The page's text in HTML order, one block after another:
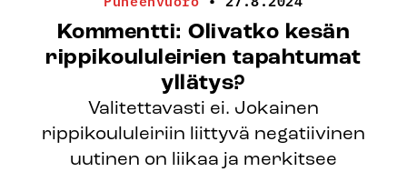
Kommentti: Olivatko kesän
rippikoululeirien tapahtumat
yllätys?
Valitettavasti ei. Jokainen
rippikoululeiriin liittyvä negatiivinen
uutinen on liikaa ja merkitsee